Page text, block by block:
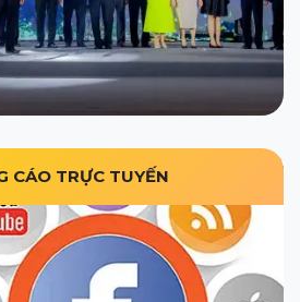
CÁO TRỰC TUYẾN